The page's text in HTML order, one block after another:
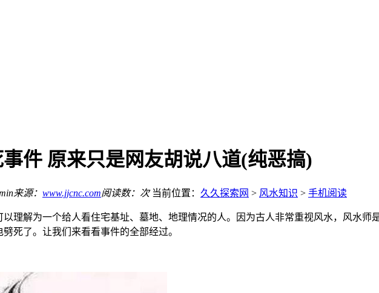
件 原来只是网友胡说八道(纯恶搞)
来源： www.jjcnc.com阅读数： 次 当前位置： 久久探索网 > 风水知识 > 手机阅读
理解为一个给人看住宅基址、墓地、地理情况的人。因为古人非常重视风水，风水
死了。让我们来看看事件的全部经过。